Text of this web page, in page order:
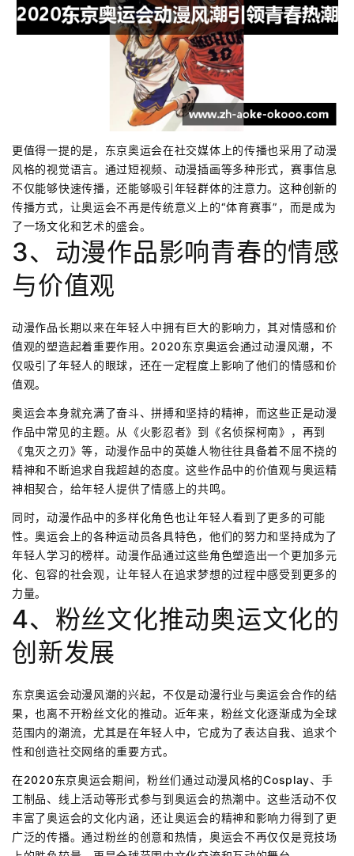
更值得一提的是，东京奥运会在社交媒体上的传播也采用了动漫
风格的视觉语言。通过短视频、动漫插画等多种形式，赛事信息
不仅能够快速传播，还能够吸引年轻群体的注意力。这种创新的
传播方式，让奥运会不再是传统意义上的“体育赛事”，而是成为
了一场文化和艺术的盛会。
3、动漫作品影响青春的情感
与价值观
动漫作品长期以来在年轻人中拥有巨大的影响力，其对情感和价
值观的塑造起着重要作用。2020东京奥运会通过动漫风潮，不
仅吸引了年轻人的眼球，还在一定程度上影响了他们的情感和价
值观。
奥运会本身就充满了奋斗、拼搏和坚持的精神，而这些正是动漫
作品中常见的主题。从《火影忍者》到《名侦探柯南》，再到
《鬼灭之刃》等，动漫作品中的英雄人物往往具备着不屈不挠的
精神和不断追求自我超越的态度。这些作品中的价值观与奥运精
神相契合，给年轻人提供了情感上的共鸣。
同时，动漫作品中的多样化角色也让年轻人看到了更多的可能
性。奥运会上的各种运动员各具特色，他们的努力和坚持成为了
年轻人学习的榜样。动漫作品通过这些角色塑造出一个更加多元
化、包容的社会观，让年轻人在追求梦想的过程中感受到更多的
力量。
4、粉丝文化推动奥运文化的
创新发展
东京奥运会动漫风潮的兴起，不仅是动漫行业与奥运会合作的结
果，也离不开粉丝文化的推动。近年来，粉丝文化逐渐成为全球
范围内的潮流，尤其是在年轻人中，它成为了表达自我、追求个
性和创造社交网络的重要方式。
在2020东京奥运会期间，粉丝们通过动漫风格的Cosplay、手
工制品、线上活动等形式参与到奥运会的热潮中。这些活动不仅
丰富了奥运会的文化内涵，还让奥运会的精神和影响力得到了更
广泛的传播。通过粉丝的创意和热情，奥运会不再仅仅是竞技场